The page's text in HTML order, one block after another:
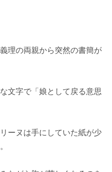
理の両親から突然の書簡が
文字で「娘として戻る意思
ーヌは手にしていた紙が少